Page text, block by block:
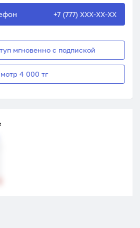
+7 (777) XXX-XX-XX
мгновенно с подпиской
4 000 тг